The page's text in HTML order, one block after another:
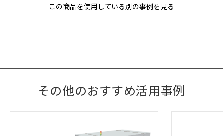
この商品を使用している別の事例を見る
その他のおすすめ活用事例